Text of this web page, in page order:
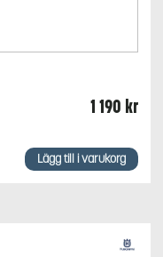
1 190 kr
Lägg till i varukorg